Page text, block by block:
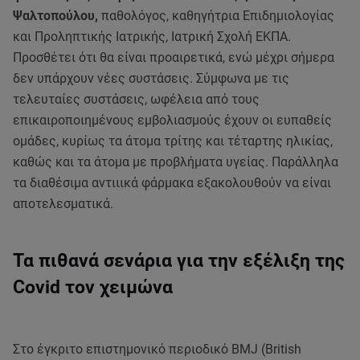
Ψαλτοπούλου, παθολόγος, καθηγήτρια Επιδημιολογίας
και Προληπτικής Ιατρικής, Ιατρική Σχολή ΕΚΠΑ.
Προσθέτει ότι θα είναι προαιρετικά, ενώ μέχρι σήμερα
δεν υπάρχουν νέες συστάσεις. Σύμφωνα με τις
τελευταίες συστάσεις, ωφέλεια από τους
επικαιροποιημένους εμβολιασμούς έχουν οι ευπαθείς
ομάδες, κυρίως τα άτομα τρίτης και τέταρτης ηλικίας,
καθώς και τα άτομα με προβλήματα υγείας. Παράλληλα
τα διαθέσιμα αντιιικά φάρμακα εξακολουθούν να είναι
αποτελεσματικά.
Τα πιθανά σενάρια για την εξέλιξη της
Covid τον χειμώνα
Στο έγκριτο επιστημονικό περιοδικό BMJ (British